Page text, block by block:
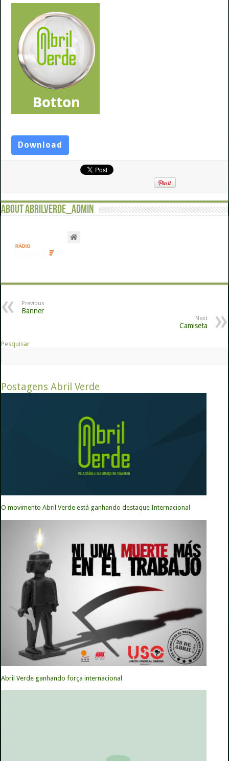
Download
About abrilverde_admin
Previous
Banner
Next
Camiseta
Pesquisar
Postagens Abril Verde
O movimento Abril Verde está ganhando destaque Internacional
Abril Verde ganhando força internacional